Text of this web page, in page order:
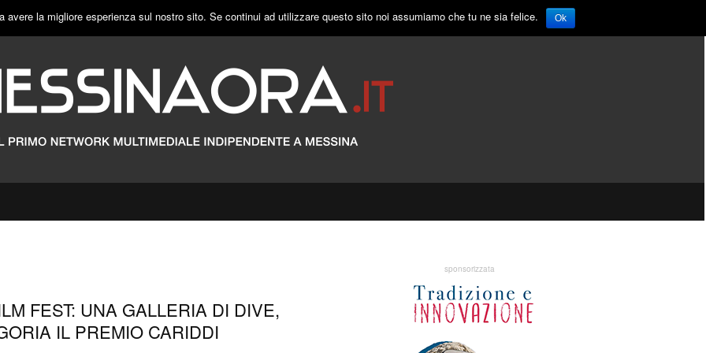
FEST: UNA GALLERIA DI DIVE,
IL PREMIO CARIDDI
sponsorizzata
la migliore esperienza sul nostro sito. Se continui ad utilizzare questo sito noi assumiamo che tu ne sia felice. Ok